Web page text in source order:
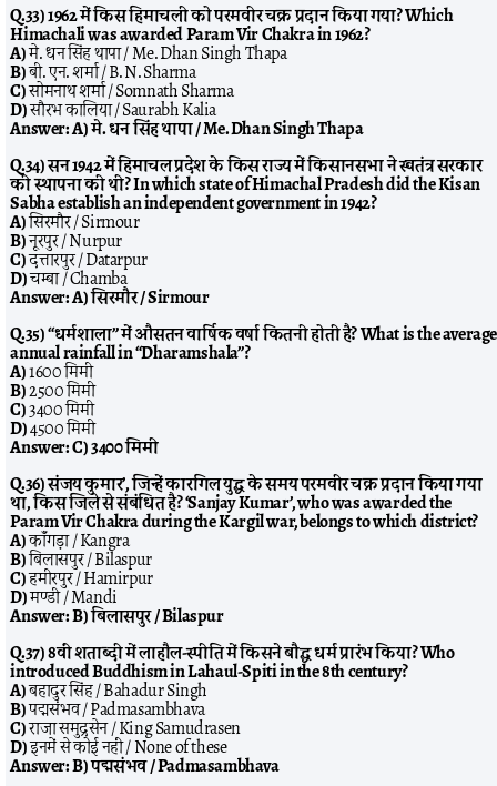
Q.33) 1962 में किस हिमाचली को परमवीर चक्र प्रदान किया गया? Which
Himachali was awarded Param Vir Chakra in 1962?
A)मे. धन सिंह थापा / Me. Dhan Singh Thapa
B)बी. एन. शर्मा / B. N. Sharma
C)सोमनाथ शर्मा / Somnath Sharma
D)सौरभ कालिया / Saurabh Kalia
Answer:A) मे. धन सिंह थापा / Me. Dhan Singh Thapa
Q.34) सन 1942 में हिमाचल प्रदेश के किस राज्य में किसानसभा ने स्वतंत्र सरकार
की स्थापना की थी? In which state of Himachal Pradesh did the Kisan
Sabha establish an independent government in 1942?
A)सिरमौर / Sirmour
B)नूरपुर / Nurpur
C)दत्तारपुर / Datarpur
D)चम्बा / Chamba
Answer:A) सिरमौर / Sirmour
Q.35) “धर्मशाला” में औसतन वार्षिक वर्षा कितनी होती है? What is the average
annual rainfall in “Dharamshala”?
A)1600 मिमी
B)2500 मिमी
C)3400 मिमी
D)4500 मिमी
Answer:C) 3400 मिमी
Q.36) संजय कुमार’, जिन्हें कारगिल युद्ध के समय परमवीर चक्र प्रदान किया गया
था, किस जिले से संबंधित है? ‘Sanjay Kumar’, who was awarded the
Param Vir Chakra during the Kargil war, belongs to which district?
A)काँगड़ा / Kangra
B)बिलासपुर / Bilaspur
C)हमीरपुर / Hamirpur
D)मण्डी / Mandi
Answer:B) बिलासपुर / Bilaspur
Q.37) 8वीं शताब्दी में लाहौल-स्पीति में किसने बौद्ध धर्म प्रारंभ किया? Who
introduced Buddhism in Lahaul-Spiti in the 8th century?
A)बहादुर सिंह / Bahadur Singh
B)पद्मसंभव / Padmasambhava
C)राजा समुद्रसेन / King Samudrasen
D)इनमें से कोई नहीं / None of these
Answer:B) पद्मसंभव / Padmasambhava